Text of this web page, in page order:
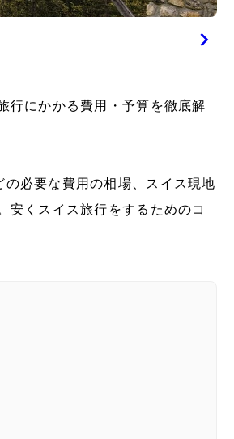
行にかかる費用・予算を徹底解
必要な費用の相場、スイス現地
安くスイス旅行をするためのコ